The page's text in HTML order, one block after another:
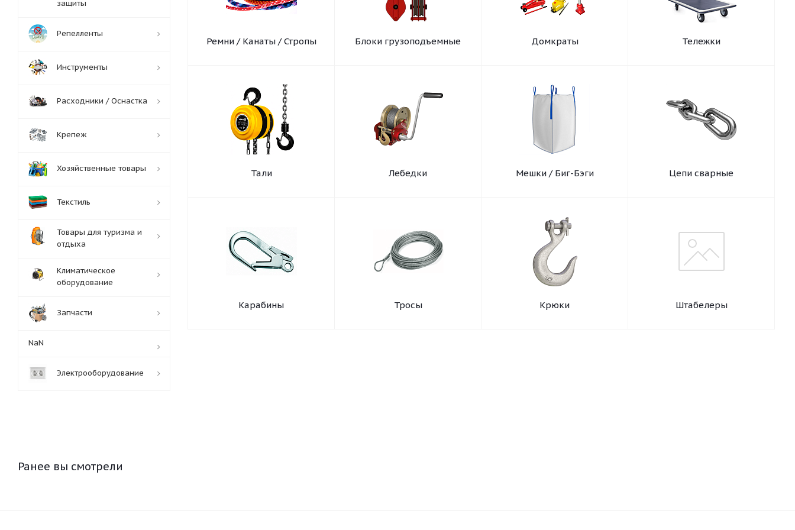
Ремни / Канаты / Стропы Блоки грузоподъемные Домкраты Тележки
Тали Лебедки Мешки / Биг-Бэги Цепи сварные
Карабины Тросы Крюки Штабелеры
защиты
Репелленты
Инструменты
Расходники / Оснастка
Крепеж
Хозяйственные товары
Текстиль
Товары для туризма и
отдыха
Климатическое
оборудование
Запчасти
NaN
Электрооборудование
Ранее вы смотрели